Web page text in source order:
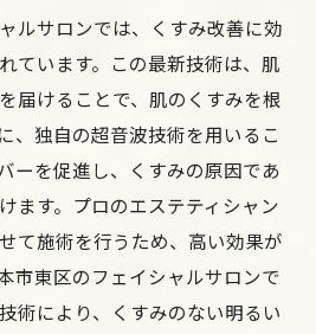
ルサロンでは、くすみ改善に効
ています。この最新技術は、肌
届けることで、肌のくすみを根
、独自の超音波技術を用いるこ
ーを促進し、くすみの原因であ
ます。プロのエステティシャン
て施術を行うため、高い効果が
市東区のフェイシャルサロンで
術により、くすみのない明るい